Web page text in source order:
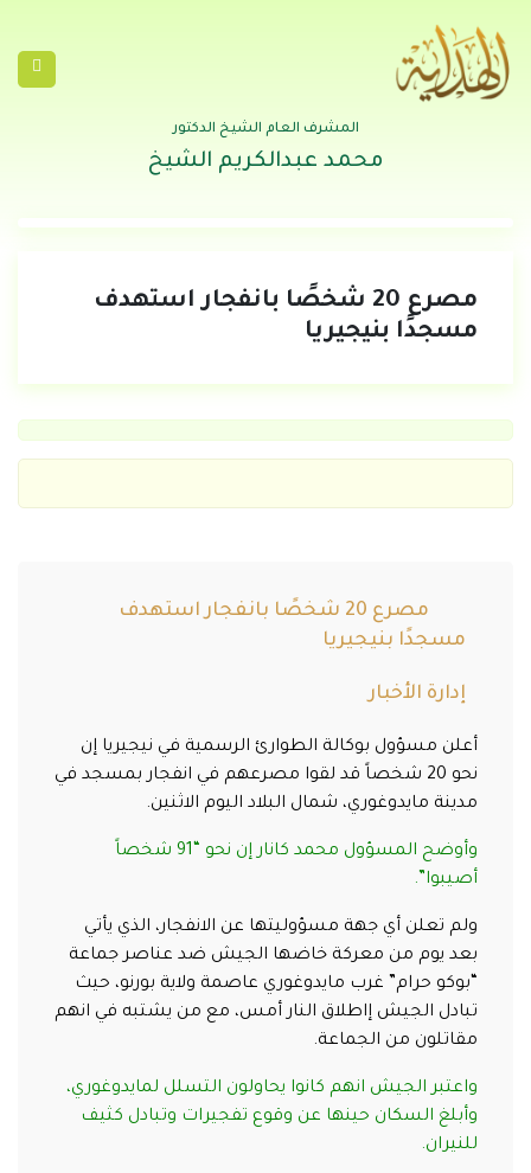
المشرف العام الشيخ الدكتور
محمد عبدالكريم الشيخ
مصرع 20 شخصًا بانفجار استهدف
مسجدًا بنيجيريا
مصرع 20 شخصًا بانفجار استهدف
مسجدًا بنيجيريا
إدارة الأخبار
أعلن مسؤول بوكالة الطوارئ الرسمية في نيجيريا إن
نحو 20 شخصاً قد لقوا مصرعهم في انفجار بمسجد في
مدينة مايدوغوري، شمال البلاد اليوم الاثنين.
وأوضح المسؤول محمد كانار إن نحو “91 شخصاً
أصيبوا”.
ولم تعلن أي جهة مسؤوليتها عن الانفجار، الذي يأتي
بعد يوم من معركة خاضها الجيش ضد عناصر جماعة
“بوكو حرام” غرب مايدوغوري عاصمة ولاية بورنو، حيث
تبادل الجيش إاطلاق النار أمس، مع من يشتبه في انهم
مقاتلون من الجماعة.
واعتبر الجيش انهم كانوا يحاولون التسلل لمايدوغوري،
وأبلغ السكان حينها عن وقوع تفجيرات وتبادل كثيف
للنيران.